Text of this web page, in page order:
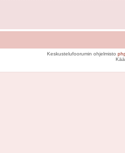
Keskustelufoorumin ohjelmisto